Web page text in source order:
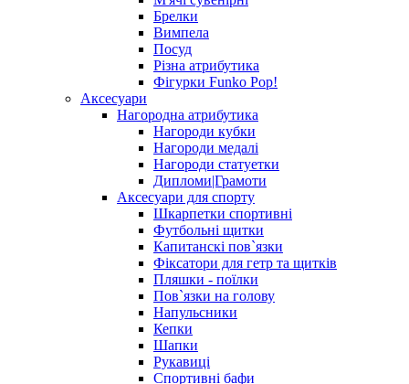
Брелки
Вимпела
Посуд
Різна атрибутика
Фігурки Funko Pop!
Аксесуари
Нагородна атрибутика
Нагороди кубки
Нагороди медалі
Нагороди статуетки
Дипломи|Грамоти
Аксесуари для спорту
Шкарпетки спортивні
Футбольні щитки
Капитанскі пов`язки
Фіксатори для гетр та щитків
Пляшки - поїлки
Пов`язки на голову
Напульсники
Кепки
Шапки
Рукавиці
Спортивні бафи